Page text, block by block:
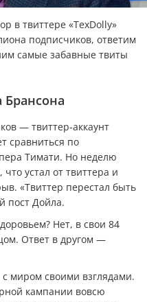
в твиттере «TexDolly»
подписчиков, ответим
самые забавные твиты
— твиттер-аккаунт
сравниться по
Тимати. Но неделю
устал от твиттера и
«Твиттер перестал быть
пост Дойла.
Нет, в свои 84
Ответ в другом —
миром своими взглядами.
кампании вовсю